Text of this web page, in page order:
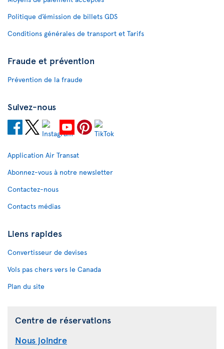
Politique d’émission de billets GDS
Conditions générales de transport et Tarifs
Fraude et prévention
Prévention de la fraude
Suivez-nous
Application Air Transat
Abonnez-vous à notre newsletter
Contactez-nous
Contacts médias
Liens rapides
Convertisseur de devises
Vols pas chers vers le Canada
Plan du site
Centre de réservations
Nous joindre